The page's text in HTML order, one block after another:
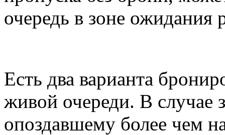
очередь в зоне
Есть два варианта
живой очереди. В случае
опоздавшему более чем